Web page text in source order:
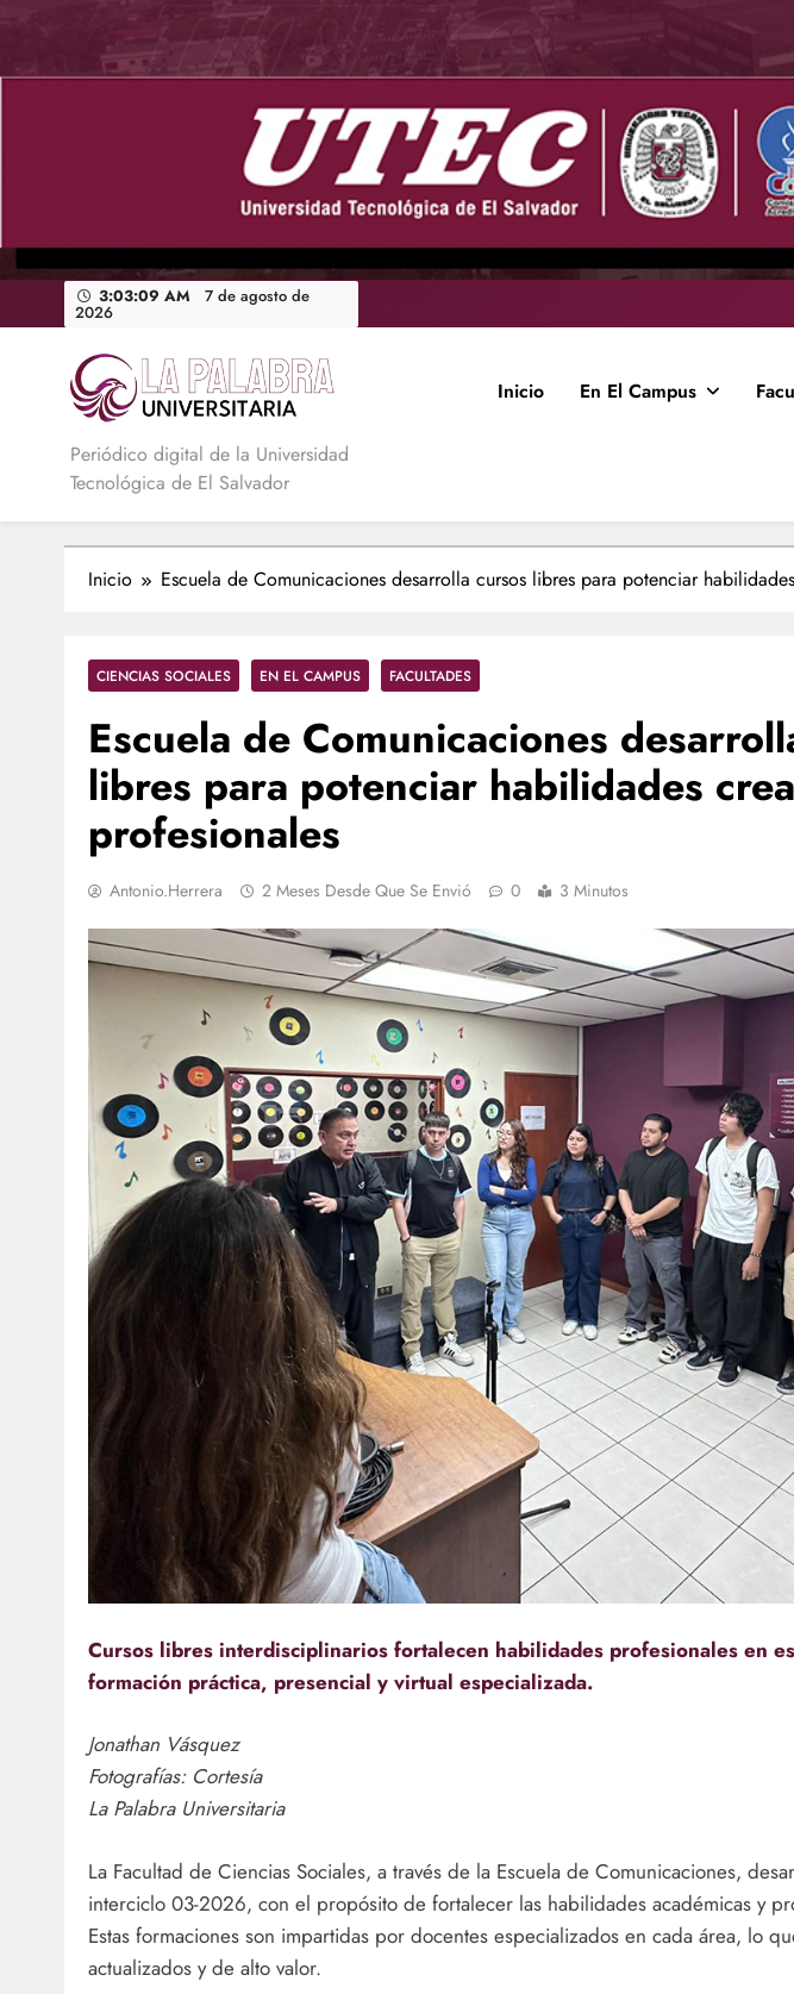
contenido
3:03:11 AM 7 de agosto de 2026
La Palabra Universitaria
Periódico digital de la Universidad
Tecnológica de El Salvador
Inicio En El Campus
Inicio Escuela de Comunicaciones desarrolla cursos libres para potenciar
CIENCIAS SOCIALES EN EL CAMPUS FACULTADES
Escuela de Comunicaciones
libres para potenciar habilidades
profesionales
Antonio.herrera 2 Meses Desde Que Se Envió 0 3 Minutos
Cursos libres interdisciplinarios fortalecen habilidades profesionales en
formación práctica, presencial y virtual especializada.
Jonathan Vásquez
Fotografías: Cortesía
La Palabra Universitaria
La Facultad de Ciencias Sociales, a través de la Escuela de Comunicaciones,
interciclo 03-2026, con el propósito de fortalecer las habilidades académicas y
Estas formaciones son impartidas por docentes especializados en cada área, lo
actualizados y de alto valor.